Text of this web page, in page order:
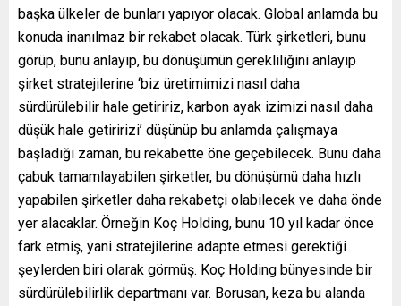
başka ülkeler de bunları yapıyor olacak. Global anlamda bu
konuda inanılmaz bir rekabet olacak. Türk şirketleri, bunu
görüp, bunu anlayıp, bu dönüşümün gerekliliğini anlayıp
şirket stratejilerine ‘biz üretimimizi nasıl daha
sürdürülebilir hale getiririz, karbon ayak izimizi nasıl daha
düşük hale getiririzi’ düşünüp bu anlamda çalışmaya
başladığı zaman, bu rekabette öne geçebilecek. Bunu daha
çabuk tamamlayabilen şirketler, bu dönüşümü daha hızlı
yapabilen şirketler daha rekabetçi olabilecek ve daha önde
yer alacaklar. Örneğin Koç Holding, bunu 10 yıl kadar önce
fark etmiş, yani stratejilerine adapte etmesi gerektiği
şeylerden biri olarak görmüş. Koç Holding bünyesinde bir
sürdürülebilirlik departmanı var. Borusan, keza bu alanda